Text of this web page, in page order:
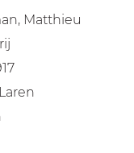
Matthieu